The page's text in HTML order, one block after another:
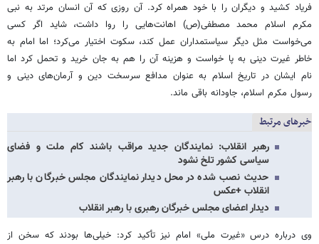
فریاد کشید و دیگران را با خود همراه کرد. آن روزی که آن انسان مرتد به نبی
مکرم اسلام محمد مصطفی(ص) اهانت‌هایی را روا داشت، شاید اگر کسی
می‌خواست مثل دیگر سیاستمداران عمل کند، سکوت اختیار می‌کرد؛ اما امام به
خاطر غیرت دینی به پا خواست و هزینه آن را هم به جان خرید و تحمل کرد اما
نام ایشان در تاریخ اسلام به عنوان مدافع سرسخت دین و آرمان‌های دینی و
رسول مکرم اسلام، جاودانه باقی ماند.
خبرهای مرتبط
رهبر انقلاب: نمایندگان جدید مراقب باشند کام ملت و فضای
سیاسی کشور تلخ نشود
حدیث نصب‌ شده در محل دیدار نمایندگان مجلس خبرگان با رهبر
انقلاب +عکس
دیدار اعضای مجلس خبرگان رهبری با رهبر انقلاب
وی درباره درس «غیرت ملی» امام نیز تأکید کرد: خیلی‌ها بودند که سخن از